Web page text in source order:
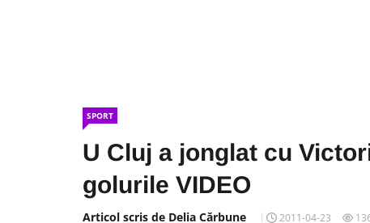
SPORT
U Cluj a jonglat cu
golurile VIDEO
Articol scris de Delia Cărbune 2011-04-23